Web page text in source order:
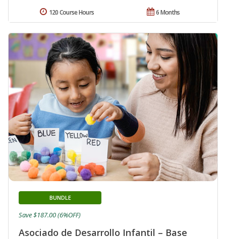
6 Months
120 Course Hours
Asociado de Desarrollo Infantil – Base
BUNDLE
Save $187.00 (6%OFF)